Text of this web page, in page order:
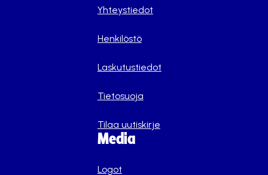
Yhteystiedot
Henkilöstö
Laskutustiedot
Tietosuoja
Tilaa uutiskirje
Media
Logot